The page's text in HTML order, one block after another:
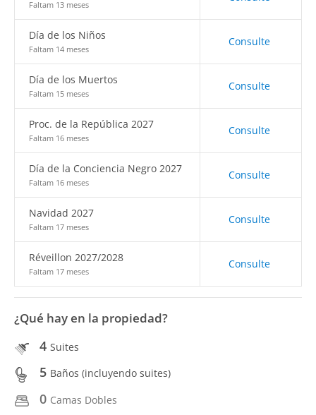
Faltam 13 meses
Día de los Niños
Faltam 14 meses
Consulte
Día de los Muertos
Faltam 15 meses
Consulte
Proc. de la República 2027
Faltam 16 meses
Consulte
Día de la Conciencia Negro 2027
Faltam 16 meses
Consulte
Navidad 2027
Faltam 17 meses
Consulte
Réveillon 2027/2028
Faltam 17 meses
Consulte
¿Qué hay en la propiedad?
4 Suites
5 Baños (incluyendo suites)
0 Camas Dobles